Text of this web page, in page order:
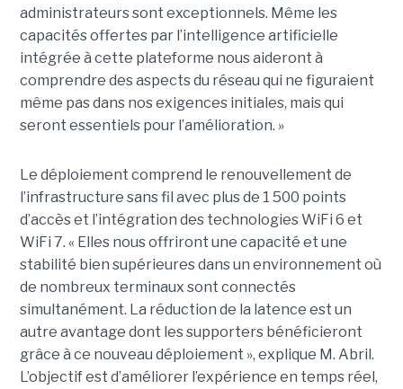
administrateurs sont exceptionnels. Même les
capacités offertes par l’intelligence artificielle
intégrée à cette plateforme nous aideront à
comprendre des aspects du réseau qui ne figuraient
même pas dans nos exigences initiales, mais qui
seront essentiels pour l’amélioration. »
Le déploiement comprend le renouvellement de
l’infrastructure sans fil avec plus de 1 500 points
d’accès et l’intégration des technologies WiFi 6 et
WiFi 7. « Elles nous offriront une capacité et une
stabilité bien supérieures dans un environnement où
de nombreux terminaux sont connectés
simultanément. La réduction de la latence est un
autre avantage dont les supporters bénéficieront
grâce à ce nouveau déploiement », explique M. Abril.
L’objectif est d’améliorer l’expérience en temps réel,